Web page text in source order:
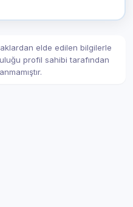
elde edilen bilgilerle
profil sahibi tarafından